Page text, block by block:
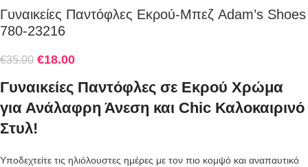
Γυναικείες Παντόφλες Εκρού-Μπεζ Adam’s Shoes
780-23216
€35.00 €18.00
Γυναικείες Παντόφλες σε Εκρού Χρώμα
για Ανάλαφρη Άνεση και Chic Καλοκαιρινό
Στυλ!
Υποδεχτείτε τις ηλιόλουστες ημέρες με τον πιο κομψό και αναπαυτικό